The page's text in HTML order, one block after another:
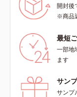
開封後
※商品
最短
一部地
ます
サン
サンプ